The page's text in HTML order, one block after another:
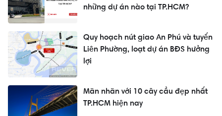
những dự án nào tại TP.HCM?
Quy hoạch nút giao An Phú và tuyến
Liên Phường, loạt dự án BĐS hưởng
lợi
Mãn nhãn với 10 cây cầu đẹp nhất
TP.HCM hiện nay